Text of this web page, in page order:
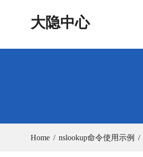
大隐中心
Home nslookup命令使用示例